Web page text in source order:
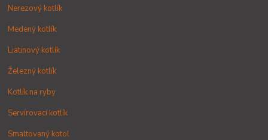
Nerezový kotlík
Medený kotlík
Liatinový kotlík
Železný kotlík
Kotlík na ryby
Servírovací kotlík
Smaltovaný kotol